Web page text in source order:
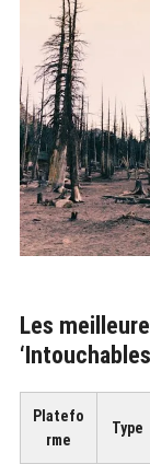
Les
Platefo
rme
Type